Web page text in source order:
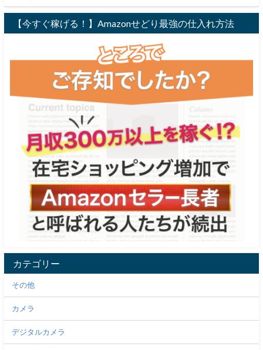
【今すぐ稼げる！】Amazonせどり最強の仕入れ方法
カテゴリー
その他
カメラ
デジタルカメラ